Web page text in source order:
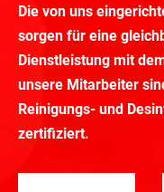
Die von uns
sorgen für eine
Dienstleistung mit
unsere Mitarbeiter
Reinigungs- und
zertifiziert.